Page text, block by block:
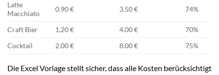
Latte
Macchiato
0.90 € 3.50 € 74%
Craft Bier 1.20 € 4.00 €
70%
Cocktail
2.00 € 8.00 € 75%
Die Excel Vorlage stellt sicher, dass alle Kosten berücksichtigt